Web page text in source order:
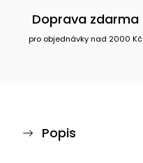
Doprava zdarma
pro objednávky nad 2000 Kč
Popis